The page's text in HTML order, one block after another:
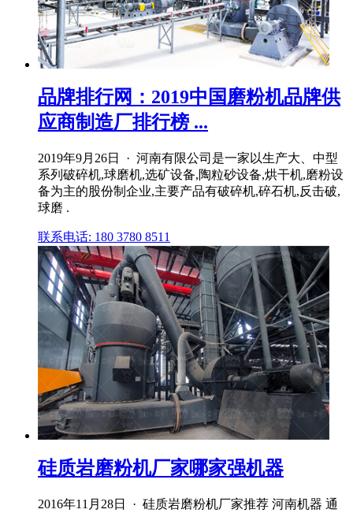
品牌排行网：2019中国磨粉机品牌供
应商制造厂排行榜 ...
2019年9月26日 · 河南有限公司是一家以生产大、中型
系列破碎机,球磨机,选矿设备,陶粒砂设备,烘干机,磨粉设
备为主的股份制企业,主要产品有破碎机,碎石机,反击破,
球磨 .
联系电话: 180 3780 8511
硅质岩磨粉机厂家哪家强机器
2016年11月28日 · 硅质岩磨粉机厂家推荐 河南机器 通